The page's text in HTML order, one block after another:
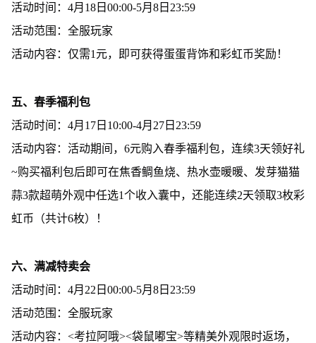
活动时间：4月18日00:00-5月8日23:59
活动范围：全服玩家
活动内容：仅需1元，即可获得蛋蛋背饰和彩虹币奖励！
五、春季福利包
活动时间：4月17日10:00-4月27日23:59
活动内容：活动期间，6元购入春季福利包，连续3天领好礼
~购买福利包后即可在焦香鲷鱼烧、热水壶暖暖、发芽猫猫
蒜3款超萌外观中任选1个收入囊中，还能连续2天领取3枚彩
虹币（共计6枚）！
六、满减特卖会
活动时间：4月22日00:00-5月8日23:59
活动范围：全服玩家
活动内容：<考拉阿哦><袋鼠嘟宝>等精美外观限时返场，